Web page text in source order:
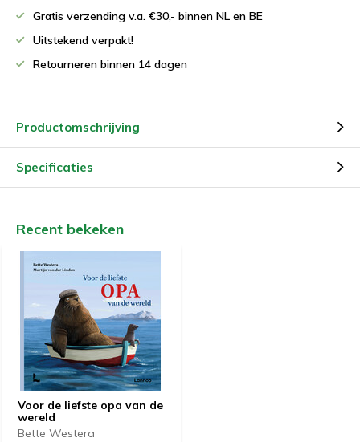
Gratis verzending v.a. €30,- binnen NL en BE
Uitstekend verpakt!
Retourneren binnen 14 dagen
Productomschrijving
Specificaties
Recent bekeken
Voor de liefste opa van de
wereld
Bette Westera